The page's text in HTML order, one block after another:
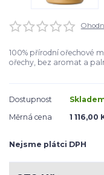
100% přírodní ořechové
ořechy, bez aromat a
Dostupnost
Měrná cena
1 116,00
Nejsme plátci DPH